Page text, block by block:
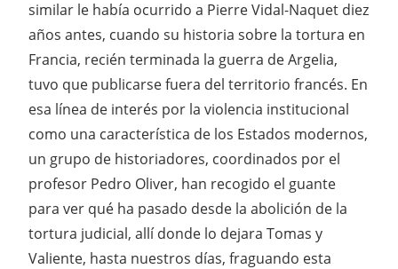
similar le había ocurrido a Pierre Vidal-Naquet diez
años antes, cuando su historia sobre la tortura en
Francia, recién terminada la guerra de Argelia,
tuvo que publicarse fuera del territorio francés. En
esa línea de interés por la violencia institucional
como una característica de los Estados modernos,
un grupo de historiadores, coordinados por el
profesor Pedro Oliver, han recogido el guante
para ver qué ha pasado desde la abolición de la
tortura judicial, allí donde lo dejara Tomas y
Valiente, hasta nuestros días, fraguando esta